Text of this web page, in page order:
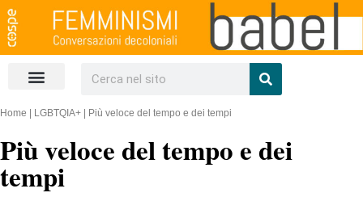
Home LGBTQIA+ Più veloce del tempo e dei tempi
Più veloce del tempo e dei
tempi